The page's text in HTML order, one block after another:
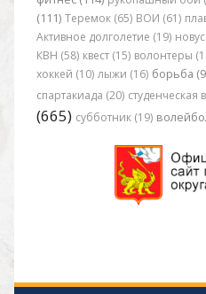
(111) Теремок (65) ВОИ (61)
Активное долголетие (19)
КВН (58) квест (15) волонтеры
хоккей (10) лыжи (16) борьба
спартакиада (20) студенческая
(665) субботник (19)